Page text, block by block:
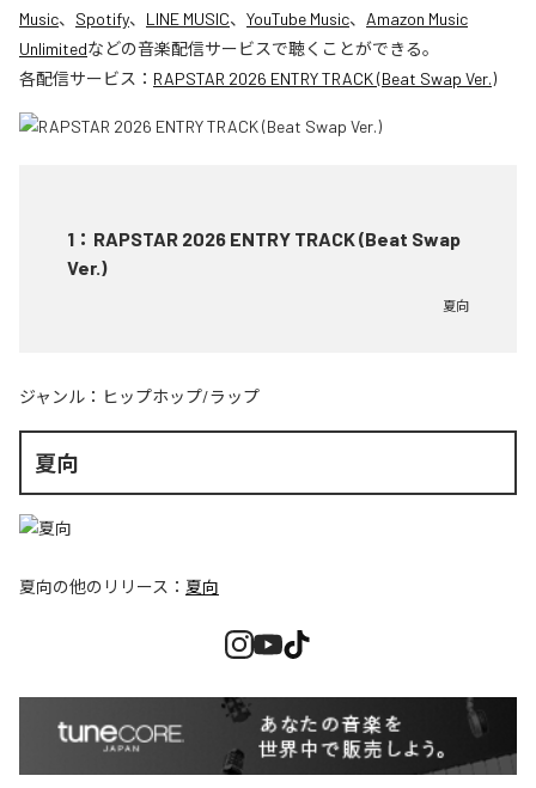
Music、 Spotify、 LINE MUSIC、 YouTube Music、 Amazon Music
Unlimitedなどの音楽配信サービスで聴くことができる。
各配信サービス： RAPSTAR 2026 ENTRY TRACK (Beat Swap Ver.)
1 ： RAPSTAR 2026 ENTRY TRACK (Beat Swap
Ver.)
夏向
ジャンル： ヒップホップ/ラップ
夏向
夏向の他のリリース： 夏向